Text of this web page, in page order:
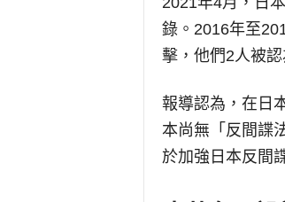
錄。2016年至
擊，他們2人被認
報導認為，在日
本尚無「反間諜
於加強日本反間